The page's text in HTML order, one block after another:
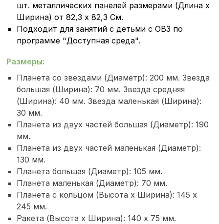
шт. металлических панелей размерами (Длина х
Ширина) от 82,3 х 82,3 См.
Подходит для занятий с детьми с ОВЗ по
программе "Доступная среда".
Размеры:
Планета со звездами (Диаметр): 200 мм. Звезда
большая (Ширина): 70 мм. Звезда средняя
(Ширина): 40 мм. Звезда маленькая (Ширина):
30 мм.
Планета из двух частей большая (Диаметр): 190
мм.
Планета из двух частей маленькая (Диаметр):
130 мм.
Планета большая (Диаметр): 105 мм.
Планета маленькая (Диаметр): 70 мм.
Планета с кольцом (Высота х Ширина): 145 х
245 мм.
Ракета (Высота х Ширина): 140 х 75 мм.